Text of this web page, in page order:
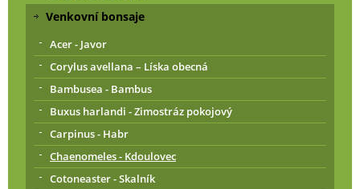
Venkovní bonsaje
Acer - Javor
Corylus avellana – Líska obecná
Bambusea - Bambus
Buxus harlandi - Zimostráz pokojový
Carpinus - Habr
Chaenomeles - Kdoulovec
Cotoneaster - Skalník